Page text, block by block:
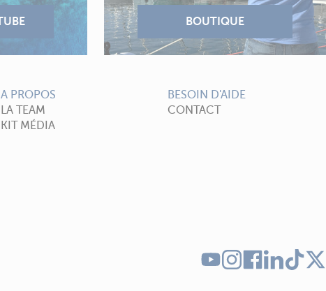
A PROPOS
LA TEAM
KIT MÉDIA
BESOIN D'AIDE
CONTACT